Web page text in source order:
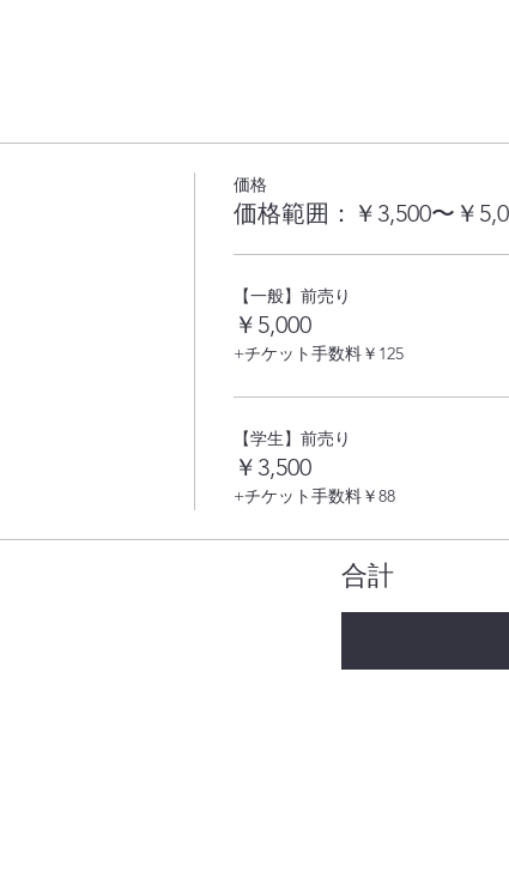
価格
価格範囲：￥3,500〜￥
【一般】前売り
￥5,000
+チケット手数料￥125
【学生】前売り
￥3,500
+チケット手数料￥88
合計